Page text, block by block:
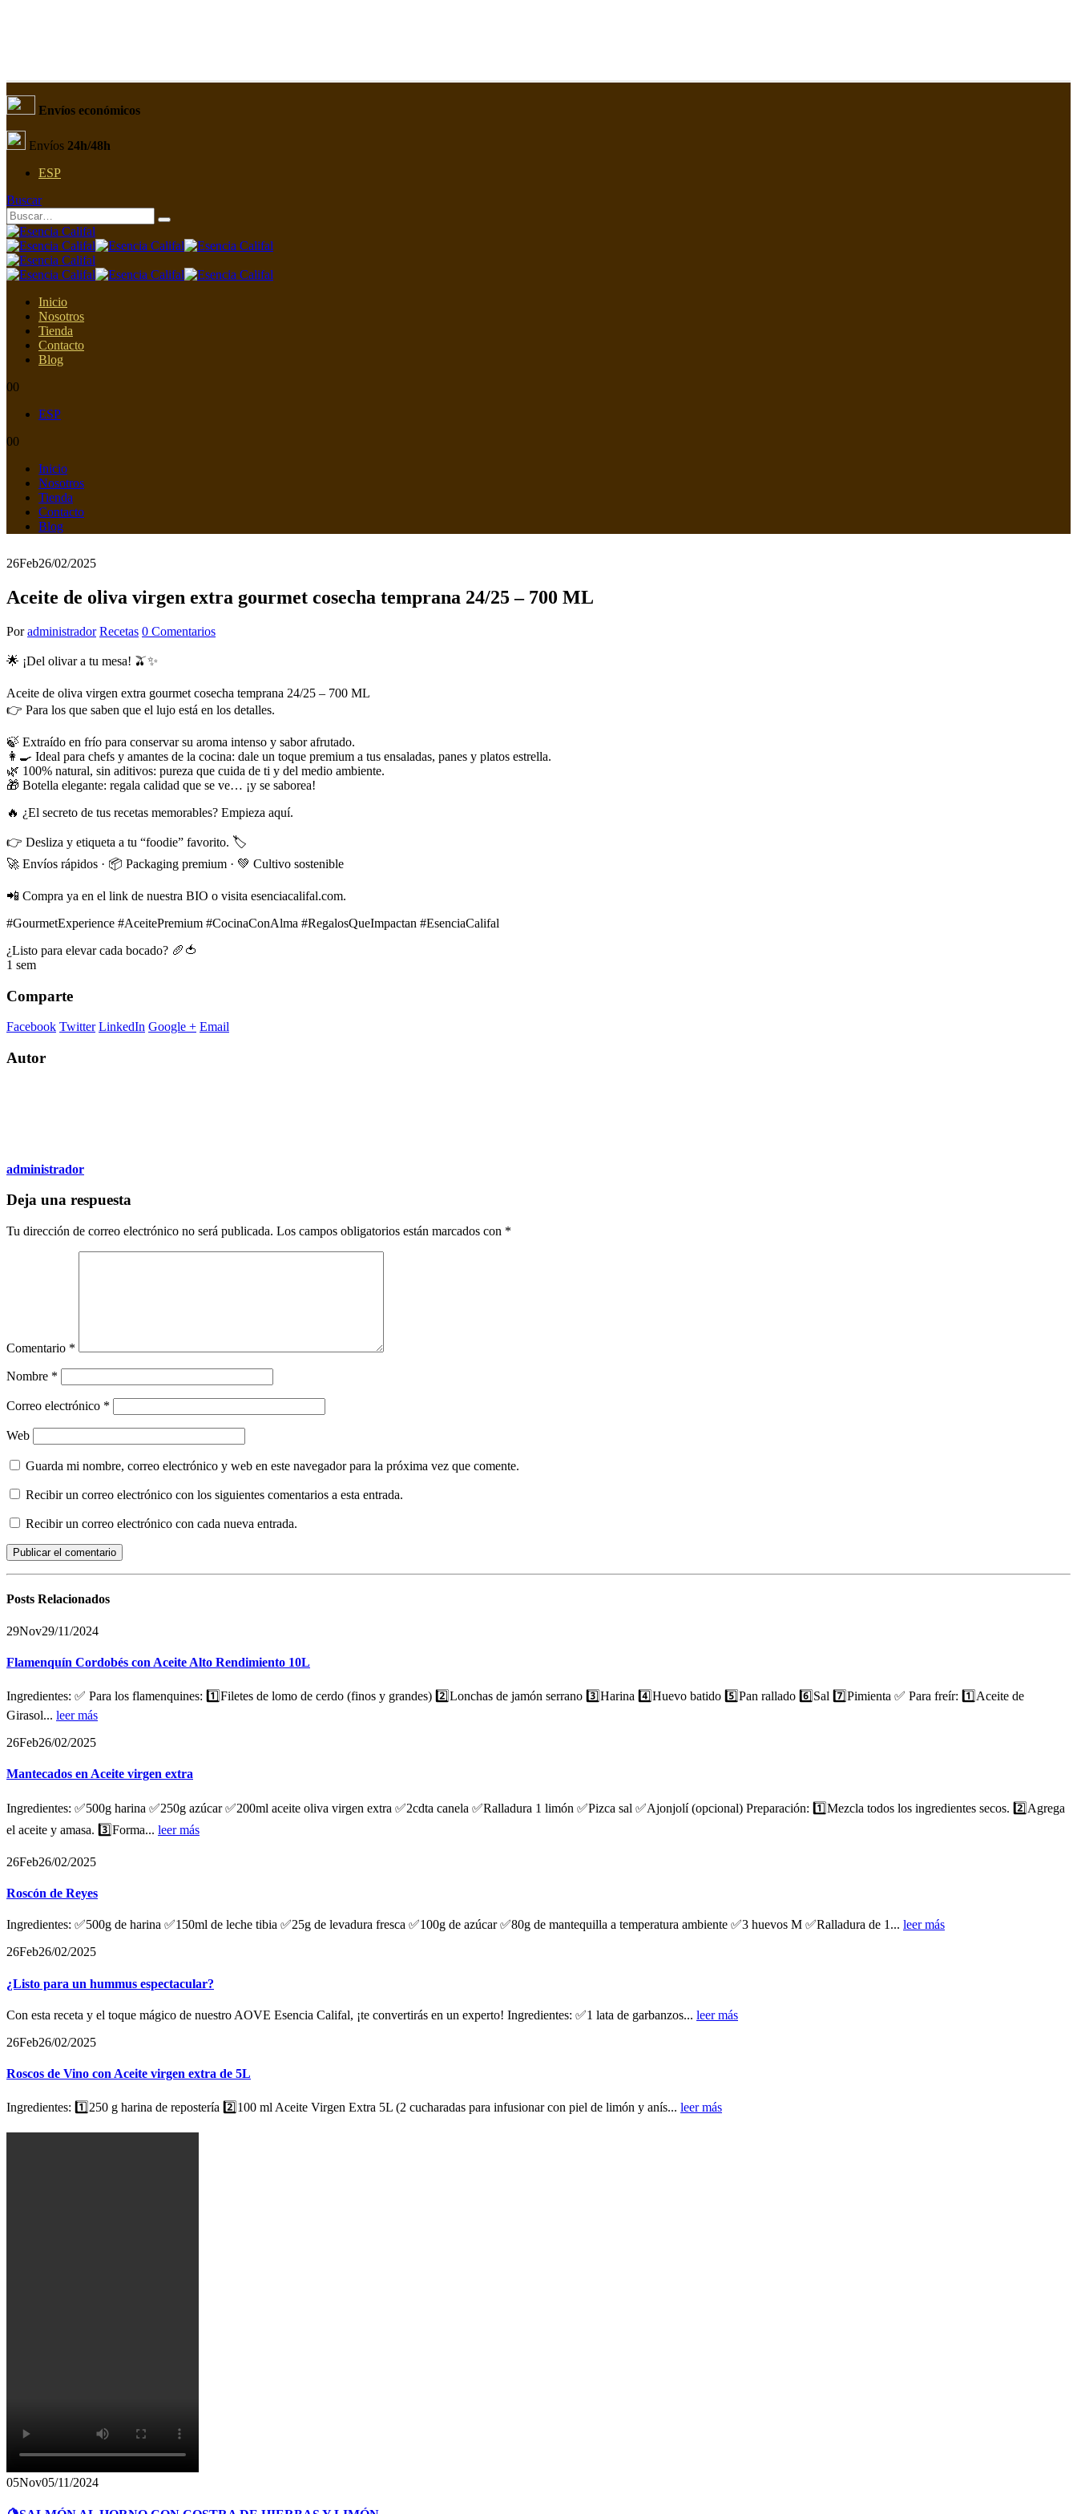
Envíos económicos
Envíos 24h/48h
ESP
Buscar
Inicio
Nosotros
Tienda
Contacto
Blog
00
ESP
00
Inicio
Nosotros
Tienda
Contacto
Blog
26Feb26/02/2025
Aceite de oliva virgen extra gourmet cosecha temprana 24/25 – 700 ML
Poradministrador Recetas 0 Comentarios
🌟 ¡Del olivar a tu mesa! 🫒✨
Aceite de oliva virgen extra gourmet cosecha temprana 24/25 – 700 ML
👉 Para los que saben que el lujo está en los detalles.
🍃 Extraído en frío para conservar su aroma intenso y sabor afrutado.
👩🍳 Ideal para chefs y amantes de la cocina: dale un toque premium a tus ensaladas, panes y platos estrella.
🌿 100% natural, sin aditivos: pureza que cuida de ti y del medio ambiente.
🎁 Botella elegante: regala calidad que se ve… ¡y se saborea!
🔥 ¿El secreto de tus recetas memorables? Empieza aquí.
👉 Desliza y etiqueta a tu “foodie” favorito. 🏷️
🚀 Envíos rápidos · 📦 Packaging premium · 💚 Cultivo sostenible
📲 Compra ya en el link de nuestra BIO o visita esenciacalifal.com.
#GourmetExperience #AceitePremium #CocinaConAlma #RegalosQueImpactan #EsenciaCalifal
¿Listo para elevar cada bocado? 🥖🍅
1 sem
Comparte
Facebook Twitter LinkedIn Google + Email
Autor
administrador
Deja una respuesta
Tu dirección de correo electrónico no será publicada. Los campos obligatorios están marcados con *
Comentario *
Nombre *
Correo electrónico *
Web
Guarda mi nombre, correo electrónico y web en este navegador para la próxima vez que comente.
Recibir un correo electrónico con los siguientes comentarios a esta entrada.
Recibir un correo electrónico con cada nueva entrada.
Posts Relacionados
29Nov29/11/2024
Flamenquín Cordobés con Aceite Alto Rendimiento 10L
Ingredientes: ✅ Para los flamenquines: 1️⃣Filetes de lomo de cerdo (finos y grandes) 2️⃣Lonchas de jamón serrano 3️⃣Harina 4️⃣Huevo batido 5️⃣Pan rallado 6️⃣Sal 7️⃣Pimienta ✅ Para freír: 1️⃣Aceite de
Girasol... leer más
26Feb26/02/2025
Mantecados en Aceite virgen extra
Ingredientes: ✅500g harina ✅250g azúcar ✅200ml aceite oliva virgen extra ✅2cdta canela ✅Ralladura 1 limón ✅Pizca sal ✅Ajonjolí (opcional) Preparación: 1️⃣Mezcla todos los ingredientes secos. 2️⃣Agrega
el aceite y amasa. 3️⃣Forma... leer más
26Feb26/02/2025
Roscón de Reyes
Ingredientes: ✅500g de harina ✅150ml de leche tibia ✅25g de levadura fresca ✅100g de azúcar ✅80g de mantequilla a temperatura ambiente ✅3 huevos M ✅Ralladura de 1... leer más
26Feb26/02/2025
¿Listo para un hummus espectacular?
Con esta receta y el toque mágico de nuestro AOVE Esencia Califal, ¡te convertirás en un experto! Ingredientes: ✅1 lata de garbanzos... leer más
26Feb26/02/2025
Roscos de Vino con Aceite virgen extra de 5L
Ingredientes: 1️⃣250 g harina de repostería 2️⃣100 ml Aceite Virgen Extra 5L (2 cucharadas para infusionar con piel de limón y anís... leer más
05Nov05/11/2024